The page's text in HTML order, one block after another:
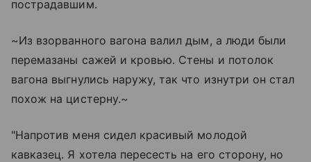
пострадавшим.
~Из взорванного вагона валил дым, а люди были
перемазаны сажей и кровью. Стены и потолок
вагона выгнулись наружу, так что изнутри он стал
похож на цистерну.~
"Напротив меня сидел красивый молодой
кавказец. Я хотела пересесть на его сторону, но